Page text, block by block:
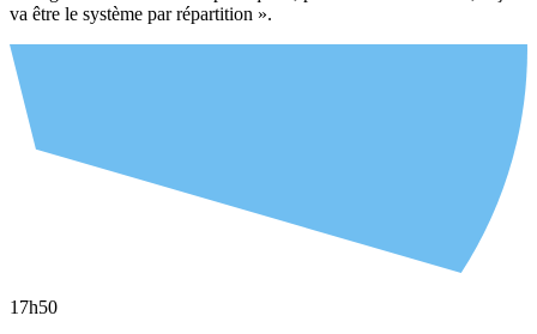
va être le système par répartition ».
17h50